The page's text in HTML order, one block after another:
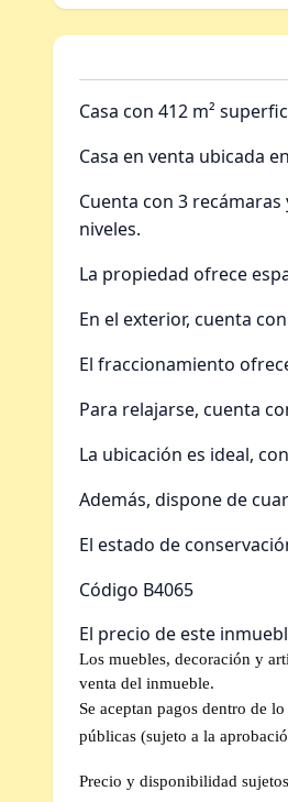
Casa con 412 m²
Casa en venta ubicada
Cuenta con 3
niveles.
La propiedad ofrece
En el exterior, cuenta
El fraccionamiento
Para relajarse, cuenta
La ubicación es ideal,
Además, dispone de
El estado de
Código B4065
El precio de este
Los muebles, decoración y
venta del inmueble.
Se aceptan pagos dentro de
públicas (sujeto a la
Precio y disponibilidad